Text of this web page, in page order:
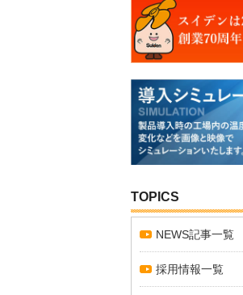
TOPICS
NEWS記事一覧
採用情報一覧